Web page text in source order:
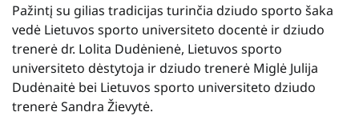
Pažintį su gilias tradicijas turinčia dziudo sporto šaka
vedė Lietuvos sporto universiteto docentė ir dziudo
trenerė dr. Lolita Dudėnienė, Lietuvos sporto
universiteto dėstytoja ir dziudo trenerė Miglė Julija
Dudėnaitė bei Lietuvos sporto universiteto dziudo
trenerė Sandra Žievytė.